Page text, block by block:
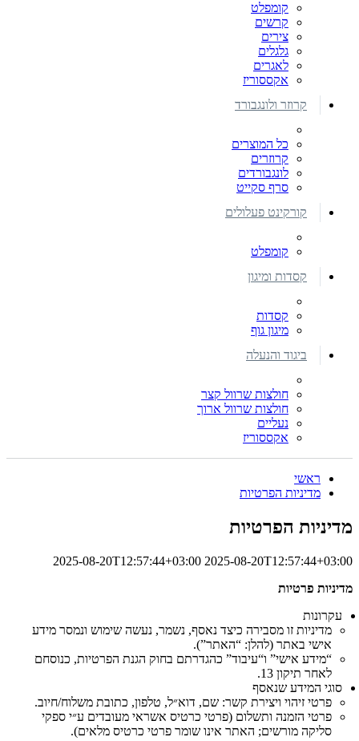
קומפלט
קרשים
צירים
גלגלים
לאגרים
אקססוריז
קרוזר ולונגבורד
כל המוצרים
קרוזרים
לונגבורדים
סרף סקייט
קורקינט פעלולים
קומפלט
קסדות ומיגון
קסדות
מיגון גוף
ביגוד והנעלה
חולצות שרוול קצר
חולצות שרוול ארוך
נעליים
אקססוריז
ראשי
מדיניות הפרטיות
מדיניות הפרטיות
2025-08-20T12:57:44+03:00 2025-08-20T12:57:44+03:00
מדיניות פרטיות
עקרונות
מדיניות זו מסבירה כיצד נאסף, נשמר, נעשה שימוש ונמסר מידע
אישי באתר (להלן: “האתר”).
“מידע אישי” ו“עיבוד” כהגדרתם בחוק הגנת הפרטיות, כנוסחם
לאחר תיקון 13.
סוגי המידע שנאסף
פרטי זיהוי ויצירת קשר: שם, דוא״ל, טלפון, כתובת משלוח/חיוב.
פרטי הזמנה ותשלום (פרטי כרטיס אשראי מעובדים ע״י ספקי
סליקה מורשים; האתר אינו שומר פרטי כרטיס מלאים).